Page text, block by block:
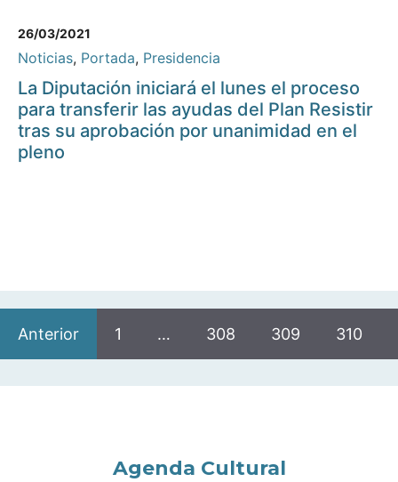
26/03/2021
Noticias, Portada, Presidencia
La Diputación iniciará el lunes el proceso
para transferir las ayudas del Plan Resistir
tras su aprobación por unanimidad en el
pleno
Anterior 1 … 308 309 310
Agenda Cultural